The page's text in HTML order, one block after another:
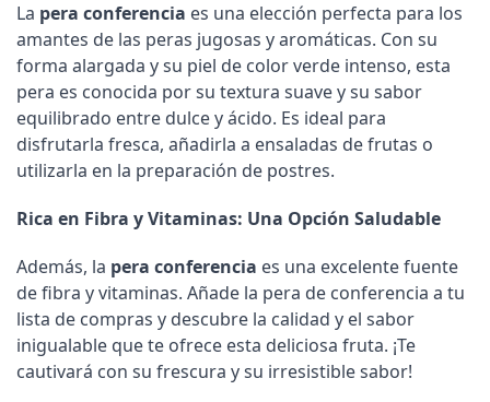
La pera conferencia es una elección perfecta para los
amantes de las peras jugosas y aromáticas. Con su
forma alargada y su piel de color verde intenso, esta
pera es conocida por su textura suave y su sabor
equilibrado entre dulce y ácido. Es ideal para
disfrutarla fresca, añadirla a ensaladas de frutas o
utilizarla en la preparación de postres.
Rica en Fibra y Vitaminas: Una Opción Saludable
Además, la pera conferencia es una excelente fuente
de fibra y vitaminas. Añade la pera de conferencia a tu
lista de compras y descubre la calidad y el sabor
inigualable que te ofrece esta deliciosa fruta. ¡Te
cautivará con su frescura y su irresistible sabor!